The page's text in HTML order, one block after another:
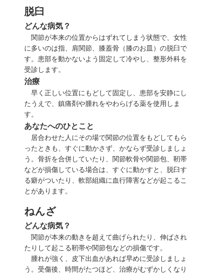
脱臼
どんな病気？
関節が本来の位置からはずれてしまう状態で、女性
に多いのは指、肩関節、膝蓋骨（膝のお皿）の脱臼で
す。患部を動かないよう固定して冷やし、整形外科を
受診します。
治療
早く正しい位置にもどして固定し、患部を安静にし
たうえで、鎮痛剤や腫れをやわらげる薬を使用しま
す。
あなたへのひとこと
居合わせた人にその場で関節の位置をもどしてもら
ったときも、すぐに動かさず、かならず受診しましょ
う。骨折を合併していたり、関節軟骨や関節包、靭帯
などが損傷している場合は、すぐに動かすと、脱臼す
る癖がついたり、軟部組織に血行障害などが起こるこ
とがあります。
ねんざ
どんな病気？
関節が本来の動きを超えて曲げられたり、伸ばされ
たりして起こる靭帯や関節包などの損傷です。
腫れが強く、皮下出血があれば早めに受診しましょ
う。受傷後、時間がたつほど、治療がむずかしくなり